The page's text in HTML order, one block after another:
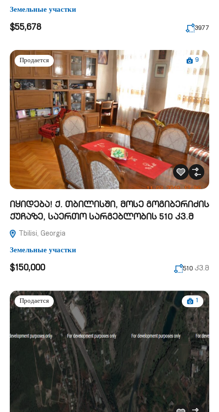
Земельные участки
$55,678 3977
Продается 9
იყიდება! ქ. თბილისში, მოსე გოგიბერიძის
ქუჩაზე, საერთო სარგებლობის 510 კვ.მ
Tbilisi, Georgia
Земельные участки
$150,000 510 კვ.მ
Продается 1